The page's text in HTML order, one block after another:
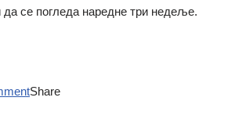
се погледа наредне три недеље.
Share